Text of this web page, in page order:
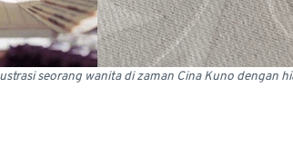
seorang wanita di zaman Cina Kuno dengan